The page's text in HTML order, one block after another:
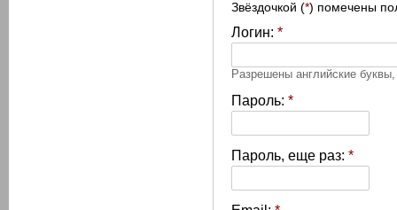
Звёздочкой (*) помечены
Логин: *
Разрешены английские
Пароль: *
Пароль, еще раз: *